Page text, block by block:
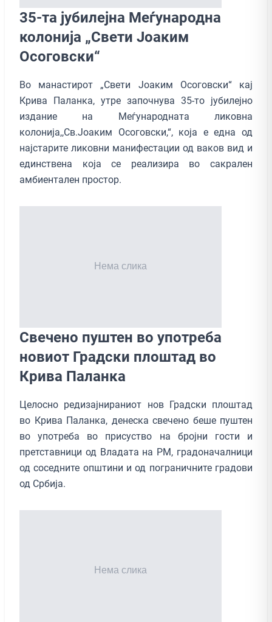
35-та јубилејна Меѓународна
колонија „Свети Јоаким
Осоговски“
Во манастирот „Свети Јоаким Осоговски“ кај
Крива Паланка, утре започнува 35-то јубилејно
издание на Меѓународната ликовна
колонија,,Св.Јоаким Осоговски,“, која е една од
најстарите ликовни манифестации од ваков вид и
единствена која се реализира во сакрален
амбиентален простор.
Свечено пуштен во употреба
новиот Градски плоштад во
Крива Паланка
Целосно редизајнираниот нов Градски плоштад
во Крива Паланка, денеска свечено беше пуштен
во употреба во присуство на бројни гости и
претставници од Владата на РМ, градоначалници
од соседните општини и од пограничните градови
од Србија.